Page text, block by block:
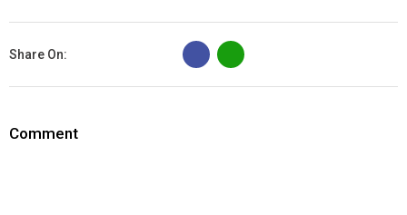
Share On:
B
Comment